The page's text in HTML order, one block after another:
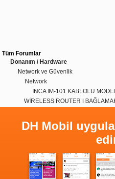
Tüm Forumlar
Donanım / Hardware
Network ve Güvenlik
Network
İNCA IM-101 KABLOLU
WİRELESS ROUTER I
DH Mobil